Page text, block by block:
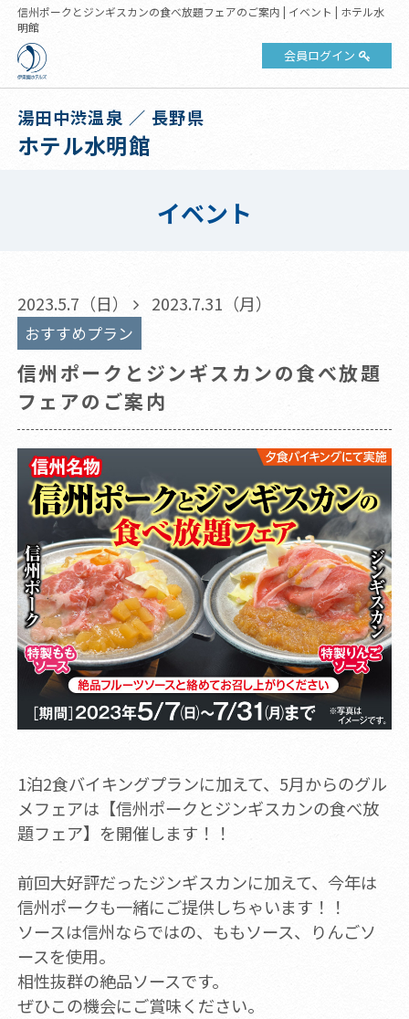
信州ポークとジンギスカンの食べ放題フェアのご案内 | イベント | ホテル水
明館
会員ログイン
湯田中渋温泉 ／ 長野県
ホテル水明館
イベント
2023.5.7（日） 2023.7.31（月）
おすすめプラン
信州ポークとジンギスカンの食べ放題
フェアのご案内
1泊2食バイキングプランに加えて、5月からのグル
メフェアは【信州ポークとジンギスカンの食べ放
題フェア】を開催します！！
前回大好評だったジンギスカンに加えて、今年は
信州ポークも一緒にご提供しちゃいます！！
ソースは信州ならではの、ももソース、りんごソ
ースを使用。
相性抜群の絶品ソースです。
ぜひこの機会にご賞味ください。